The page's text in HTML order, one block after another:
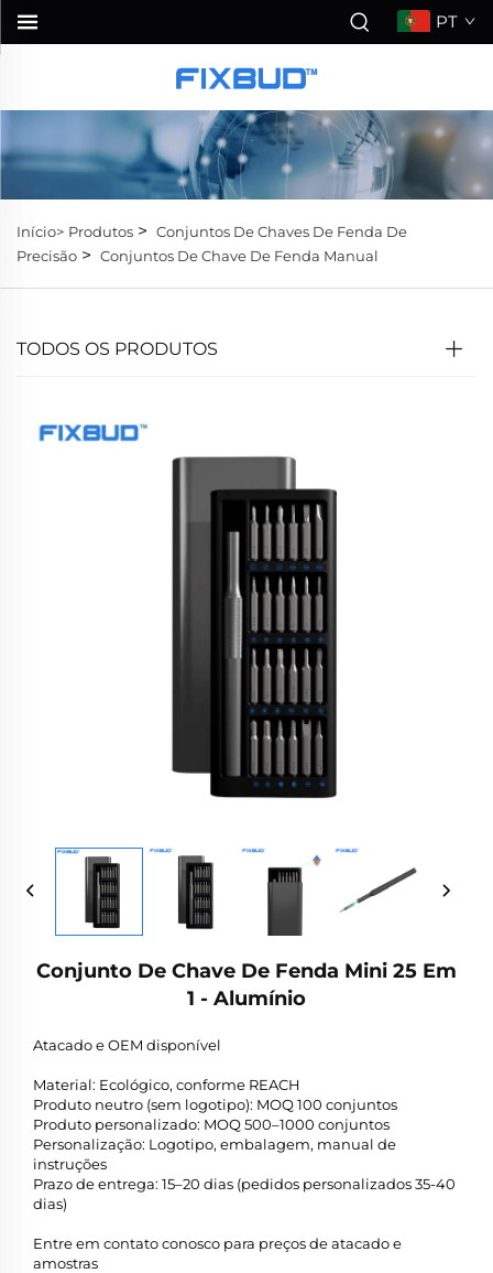
PT
Início> Produtos > Conjuntos De Chaves De Fenda De
Precisão > Conjuntos De Chave De Fenda Manual
TODOS OS PRODUTOS
Conjunto De Chave De Fenda Mini 25 Em
1 - Alumínio
Atacado e OEM disponível
Material: Ecológico, conforme REACH
Produto neutro (sem logotipo): MOQ 100 conjuntos
Produto personalizado: MOQ 500–1000 conjuntos
Personalização: Logotipo, embalagem, manual de
instruções
Prazo de entrega: 15–20 dias (pedidos personalizados 35-40
dias)
Entre em contato conosco para preços de atacado e
amostras